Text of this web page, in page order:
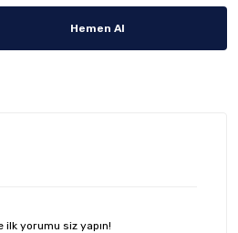
Hemen Al
ilk yorumu siz yapın!